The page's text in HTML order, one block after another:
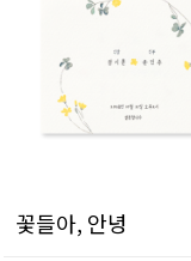
꽃들아, 안녕